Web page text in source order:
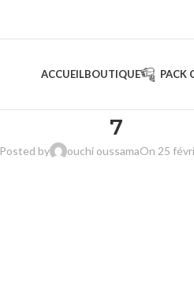
ACCUEILBOUTIQUE PACK
7
Posted by ouchi oussamaOn 25